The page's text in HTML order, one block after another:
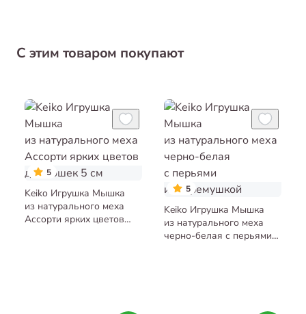
С этим товаром покупают
5
Keiko Игрушка Мышка
из натурального меха
Ассорти ярких цветов
5
Keiko Игрушка Мышка
из натурального меха
черно-белая с перьями